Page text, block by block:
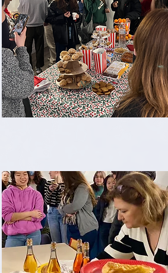
Noël
Décembre 2025